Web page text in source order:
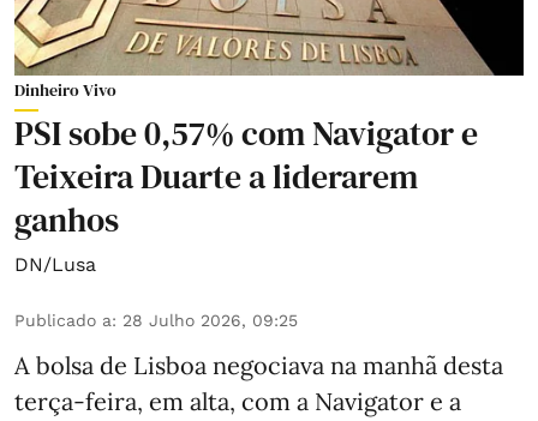
Dinheiro Vivo
PSI sobe 0,57% com Navigator e
Teixeira Duarte a liderarem
ganhos
DN/Lusa
Publicado a: 28 Julho 2026, 09:25
A bolsa de Lisboa negociava na manhã desta
terça-feira, em alta, com a Navigator e a